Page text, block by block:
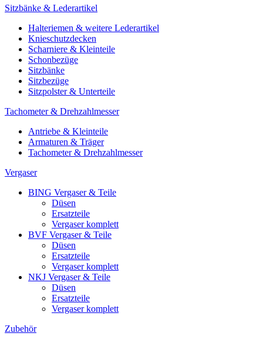
Sitzbänke & Lederartikel
Halteriemen & weitere Lederartikel
Knieschutzdecken
Scharniere & Kleinteile
Schonbezüge
Sitzbänke
Sitzbezüge
Sitzpolster & Unterteile
Tachometer & Drehzahlmesser
Antriebe & Kleinteile
Armaturen & Träger
Tachometer & Drehzahlmesser
Vergaser
BING Vergaser & Teile
Düsen
Ersatzteile
Vergaser komplett
BVF Vergaser & Teile
Düsen
Ersatzteile
Vergaser komplett
NKJ Vergaser & Teile
Düsen
Ersatzteile
Vergaser komplett
Zubehör